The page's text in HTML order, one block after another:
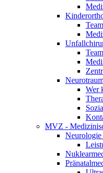
Team
Team
Wer
MVZ -